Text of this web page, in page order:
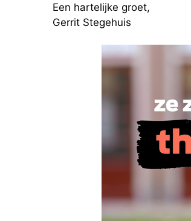
Een hartelijke groet,
Gerrit Stegehuis